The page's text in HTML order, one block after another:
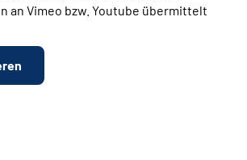
an Vimeo bzw. Youtube übermittelt